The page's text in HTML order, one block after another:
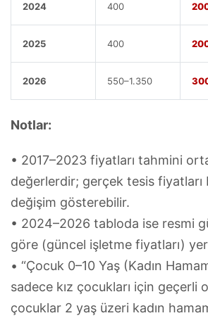
2024 400
2025 400
2026 550–1.350
Notlar:
• 2017–2023 fiyatları tahmini
değerlerdir; gerçek tesis fiyatları
değişim gösterebilir.
• 2024–2026 tabloda ise resmi
göre (güncel işletme fiyatları)
• “Çocuk 0–10 Yaş (Kadın
sadece kız çocukları için geçerli
çocuklar 2 yaş üzeri kadın